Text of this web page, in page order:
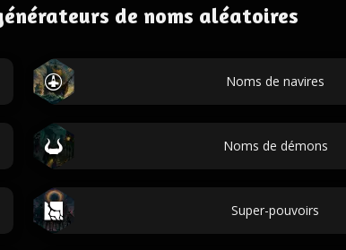
de noms aléatoires
Noms de navires
Noms de démons
Super-pouvoirs